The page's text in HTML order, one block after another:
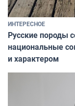
ИНТЕРЕСНОЕ
Русские породы
национальные
и характером